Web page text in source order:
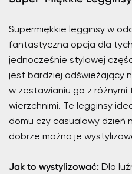
Supermiękkie legginsy w
fantastyczna opcja dla
jednocześnie stylowej
jest bardziej odświeżający
w zestawianiu go z różnymi
wierzchnimi. Te legginsy
domu czy casualowy dzień
dobrze można je
Jak to wystylizować: Dla